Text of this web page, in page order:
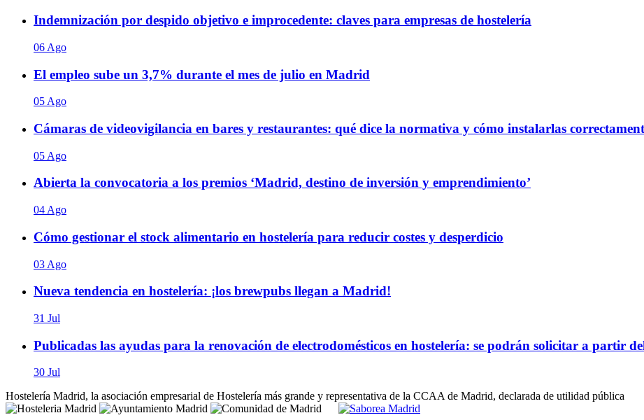
Indemnización por despido objetivo e improcedente: claves para empresas de hostelería
06 Ago
El empleo sube un 3,7% durante el mes de julio en Madrid
05 Ago
Cámaras de videovigilancia en bares y restaurantes: qué dice la normativa y cómo instalarlas
05 Ago
Abierta la convocatoria a los premios ‘Madrid, destino de inversión y emprendimiento’
04 Ago
Cómo gestionar el stock alimentario en hostelería para reducir costes y desperdicio
03 Ago
Nueva tendencia en hostelería: ¡los brewpubs llegan a Madrid!
31 Jul
Publicadas las ayudas para la renovación de electrodomésticos en hostelería: se podrán solicitar a partir
30 Jul
Hostelería Madrid, la asociación empresarial de Hostelería más grande y representativa de la CCAA de Madrid, declarada de utilidad pública